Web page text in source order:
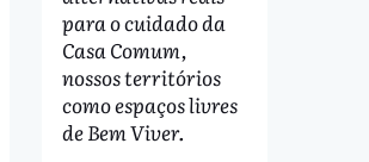
para o cuidado da
Casa Comum,
nossos territórios
como espaços livres
de Bem Viver.